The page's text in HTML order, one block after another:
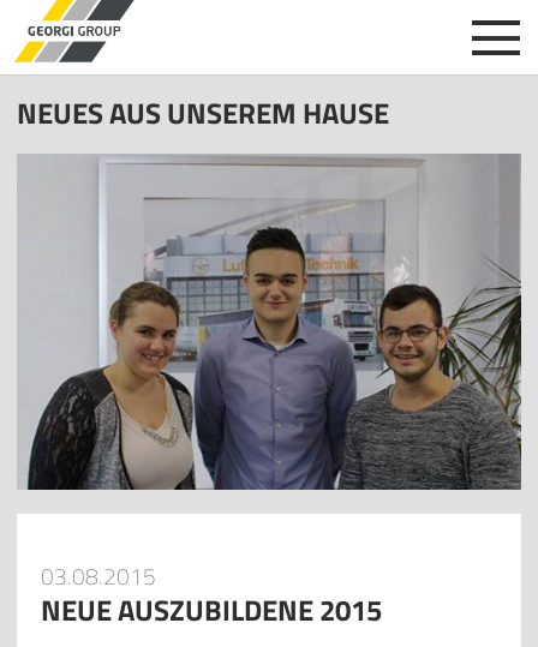
NEUES AUS UNSEREM HAUSE
03.08.2015
NEUE AUSZUBILDENE 2015